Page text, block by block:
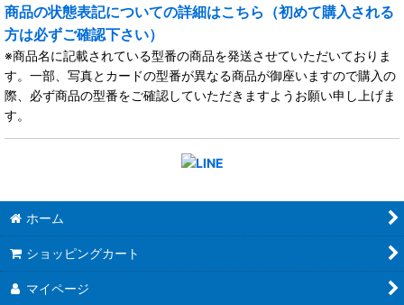
商品の状態表記についての詳細はこちら（初めて購入される
方は必ずご確認下さい）
※商品名に記載されている型番の商品を発送させていただいておりま
す。一部、写真とカードの型番が異なる商品が御座いますので購入の
際、必ず商品の型番をご確認していただきますようお願い申し上げま
す。
ホーム
ショッピングカート
マイページ